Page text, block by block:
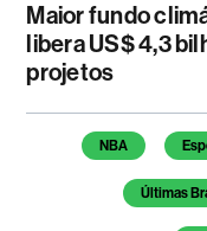
Maior fundo
libera US$ 4,3
projetos
Temas deste artigo
NBA
Últimas